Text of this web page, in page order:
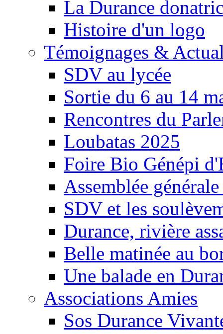
La Durance
Histoire d'un logo
Témoignages &
SDV au lycée
Sortie du 6 au 14
Rencontres du
Loubatas 2025
Foire Bio Génépi
Assemblée
SDV et les
Durance, rivière
Belle matinée au
Une balade en
Associations Amies
Sos Durance